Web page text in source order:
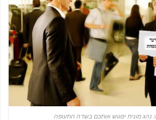
נהג מונית יפגוש אותכם בשדה התעופה